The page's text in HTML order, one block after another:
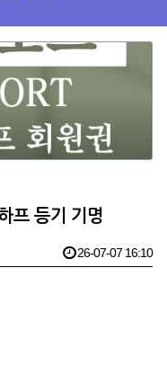
프 등기 기명
26-07-07 16:10